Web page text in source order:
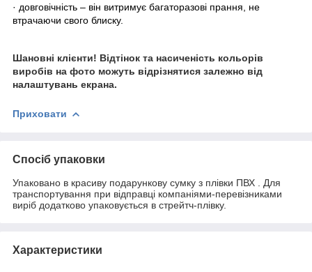
· довговічність – він витримує багаторазові прання, не
втрачаючи свого блиску.
Шановні клієнти! Відтінок та насиченість кольорів
виробів на фото можуть відрізнятися залежно від
налаштувань екрана.
Приховати
Спосіб упаковки
Упаковано в красиву подарункову сумку з плівки ПВХ . Для
транспортування при відправці компаніями-перевізниками
виріб додатково упаковується в стрейтч-плівку.
Характеристики